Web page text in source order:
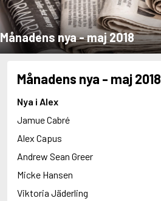
Månadens nya - maj 2018
Månadens nya - maj 2018
Nya i Alex
Jamue Cabré
Alex Capus
Andrew Sean Greer
Micke Hansen
Viktoria Jäderling